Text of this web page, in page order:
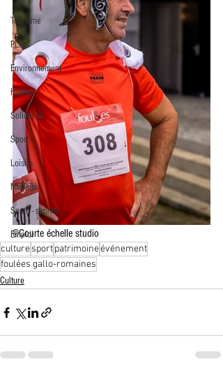
Tourisme
PLR
Environnement
Habitat
Solidarité
Sport
Loisirs
Mobilité
Santé - seniors
Emploi
©Courte échelle studio
culturesportpatrimoineévénement
foulées gallo-romaines
Culture